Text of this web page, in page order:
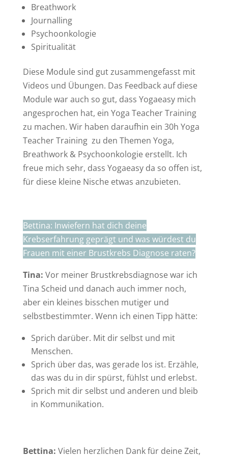
Breathwork
Journalling
Psychoonkologie
Spiritualität
Diese Module sind gut zusammengefasst mit
Videos und Übungen. Das Feedback auf diese
Module war auch so gut, dass Yogaeasy mich
angesprochen hat, ein Yoga Teacher Training
zu machen. Wir haben daraufhin ein 30h Yoga
Teacher Training zu den Themen Yoga,
Breathwork & Psychoonkologie erstellt. Ich
freue mich sehr, dass Yogaeasy da so offen ist,
für diese kleine Nische etwas anzubieten.
Bettina: Inwiefern hat dich deine
Krebserfahrung geprägt und was würdest du
Frauen mit einer Brustkrebs Diagnose raten?
Tina: Vor meiner Brustkrebsdiagnose war ich
Tina Scheid und danach auch immer noch,
aber ein kleines bisschen mutiger und
selbstbestimmter. Wenn ich einen Tipp hätte:
Sprich darüber. Mit dir selbst und mit
Menschen.
Sprich über das, was gerade los ist. Erzähle,
das was du in dir spürst, fühlst und erlebst.
Sprich mit dir selbst und anderen und bleib
in Kommunikation.
Bettina: Vielen herzlichen Dank für deine Zeit,